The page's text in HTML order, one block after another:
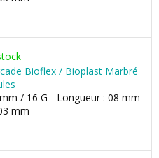
Bioflex / Bioplast Marbré
/ 16 G - Longueur : 08 mm
mm